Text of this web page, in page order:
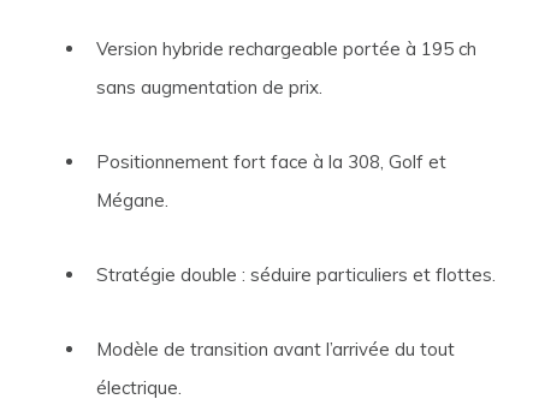
Version hybride rechargeable portée à 195 ch
sans augmentation de prix.
Positionnement fort face à la 308, Golf et
Mégane.
Stratégie double : séduire particuliers et flottes.
Modèle de transition avant l’arrivée du tout
électrique.